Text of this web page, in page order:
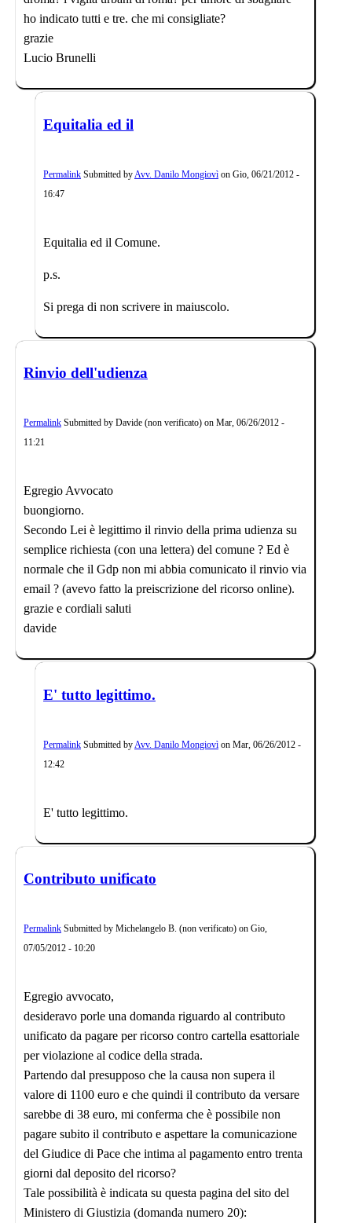
ho indicato tutti e tre. che mi consigliate?
grazie
Lucio Brunelli
Equitalia ed il
Permalink Submitted by Avv. Danilo Mongiovì on Gio, 06/21/2012 -
16:47
Equitalia ed il Comune.
p.s.
Si prega di non scrivere in maiuscolo.
Rinvio dell'udienza
Permalink Submitted by Davide (non verificato) on Mar, 06/26/2012 -
11:21
Egregio Avvocato
buongiorno.
Secondo Lei è legittimo il rinvio della prima udienza su
semplice richiesta (con una lettera) del comune ? Ed è
normale che il Gdp non mi abbia comunicato il rinvio via
email ? (avevo fatto la preiscrizione del ricorso online).
grazie e cordiali saluti
davide
E' tutto legittimo.
Permalink Submitted by Avv. Danilo Mongiovì on Mar, 06/26/2012 -
12:42
E' tutto legittimo.
Contributo unificato
Permalink Submitted by Michelangelo B. (non verificato) on Gio,
07/05/2012 - 10:20
Egregio avvocato,
desideravo porle una domanda riguardo al contributo
unificato da pagare per ricorso contro cartella esattoriale
per violazione al codice della strada.
Partendo dal presupposo che la causa non supera il
valore di 1100 euro e che quindi il contributo da versare
sarebbe di 38 euro, mi conferma che è possibile non
pagare subito il contributo e aspettare la comunicazione
del Giudice di Pace che intima al pagamento entro trenta
giorni dal deposito del ricorso?
Tale possibilità è indicata su questa pagina del sito del
Ministero di Giustizia (domanda numero 20):